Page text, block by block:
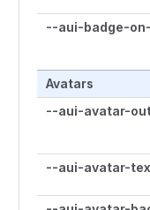
--aui-badge-
Avatars
--aui-avatar-
--aui-avatar-